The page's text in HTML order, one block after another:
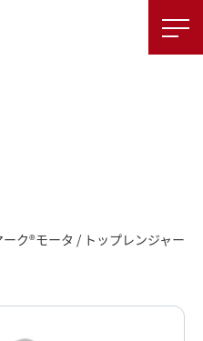
ク®モータ / トップレンジャー